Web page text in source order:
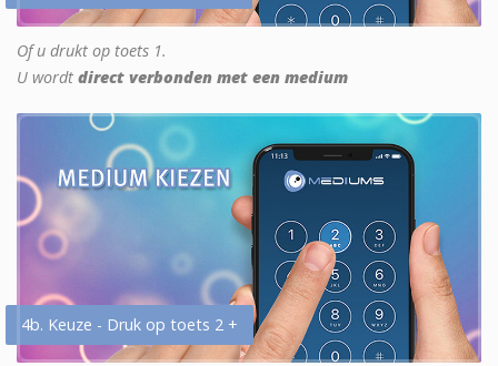
Of u drukt op toets 1.
U wordt direct verbonden met een medium
4b. Keuze - Druk op toets 2 +